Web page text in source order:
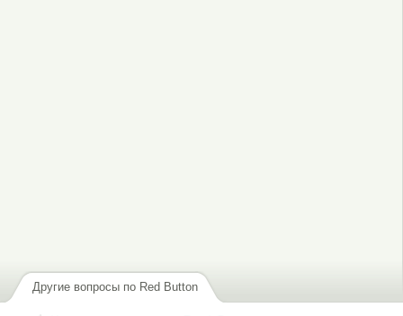
Другие вопросы по Red Button